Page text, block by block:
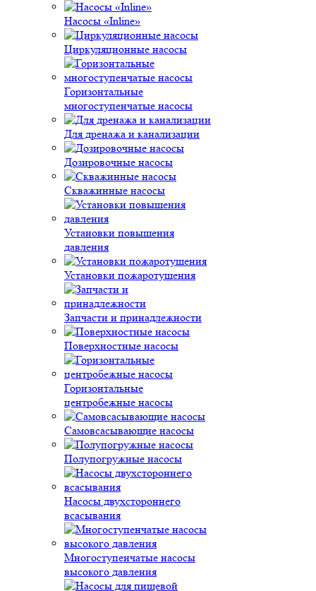
Насосы «Inline»
Циркуляционные насосы
Горизонтальные
многоступенчатые насосы
Для дренажа и канализации
Дозировочные насосы
Скважинные насосы
Установки повышения
давления
Установки пожаротушения
Запчасти и принадлежности
Поверхностные насосы
Горизонтальные
центробежные насосы
Самовсасывающие насосы
Полупогружные насосы
Насосы двухстороннего
всасывания
Многоступенчатые насосы
высокого давления